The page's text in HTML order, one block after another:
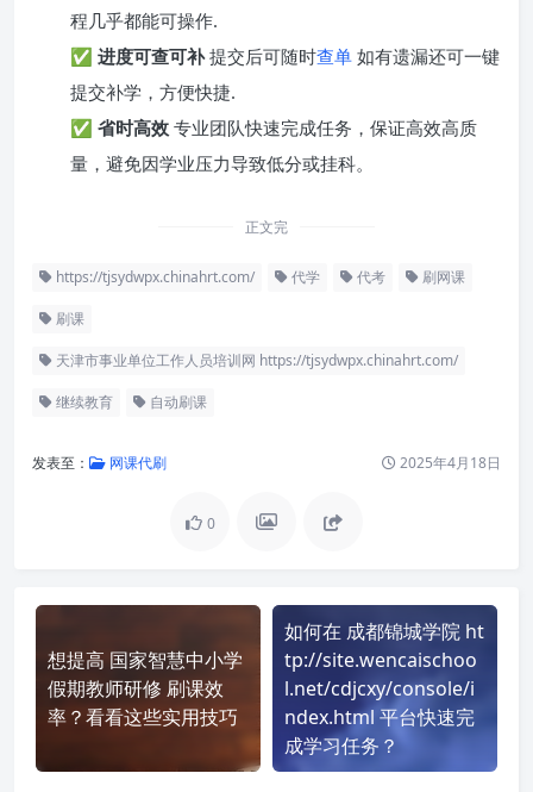
程几乎都能可操作.
✅ 进度可查可补提交后可随时查单 如有遗漏还可一键
提交补学，方便快捷.
✅ 省时高效 专业团队快速完成任务，保证高效高质
量，避免因学业压力导致低分或挂科。
正文完
https://tjsydwpx.chinahrt.com/ 代学 代考 刷网课
刷课
天津市事业单位工作人员培训网 https://tjsydwpx.chinahrt.com/
继续教育 自动刷课
发表至： 网课代刷 2025年4月18日
0
想提高 国家智慧中小学
假期教师研修 刷课效
率？看看这些实用技巧
如何在 成都锦城学院 ht
tp://site.wencaischoo
l.net/cdjcxy/console/i
ndex.html 平台快速完
成学习任务？